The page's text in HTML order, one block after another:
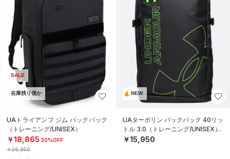
SALE
在庫残り僅か
UAトライアンフ ジム バックパック
（トレーニング/UNISEX）
￥18,865 30%OFF
￥26,950
NEW
UAターポリン バックパック 40リッ
トル 3.0（トレーニング/UNISEX）
￥15,950